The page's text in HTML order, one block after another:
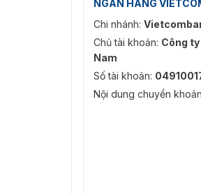
Báo giá tốt nhất
Hỗ trợ kỹ thuật và
Cam kết sản phẩm
NGÂN HÀNG
Chi nhánh:
Chủ tài khoản: Công
Nam
Số tài khoản:
Nội dung chuyển